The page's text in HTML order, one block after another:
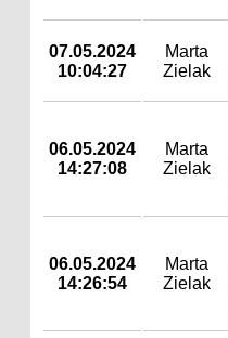
07.05.2024
10:04:27
Marta
Zielak
06.05.2024
14:27:08
Marta
Zielak
06.05.2024
14:26:54
Marta
Zielak